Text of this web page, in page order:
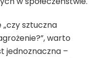
sztuczna
warto
jednoznaczna –